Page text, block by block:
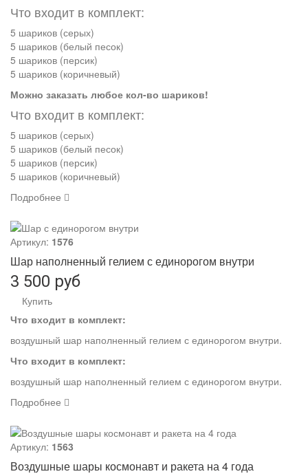
Что входит в комплект:
5 шариков (серых)
5 шариков (белый песок)
5 шариков (персик)
5 шариков (коричневый)
Можно заказать любое кол-во шариков!
Что входит в комплект:
5 шариков (серых)
5 шариков (белый песок)
5 шариков (персик)
5 шариков (коричневый)
Подробнее
Артикул: 1576
Шар наполненный гелием с единорогом внутри
3 500 руб
Купить
Что входит в комплект:
воздушный шар наполненный гелием с единорогом внутри.
Что входит в комплект:
воздушный шар наполненный гелием с единорогом внутри.
Подробнее
Артикул: 1563
Воздушные шары космонавт и ракета на 4 года